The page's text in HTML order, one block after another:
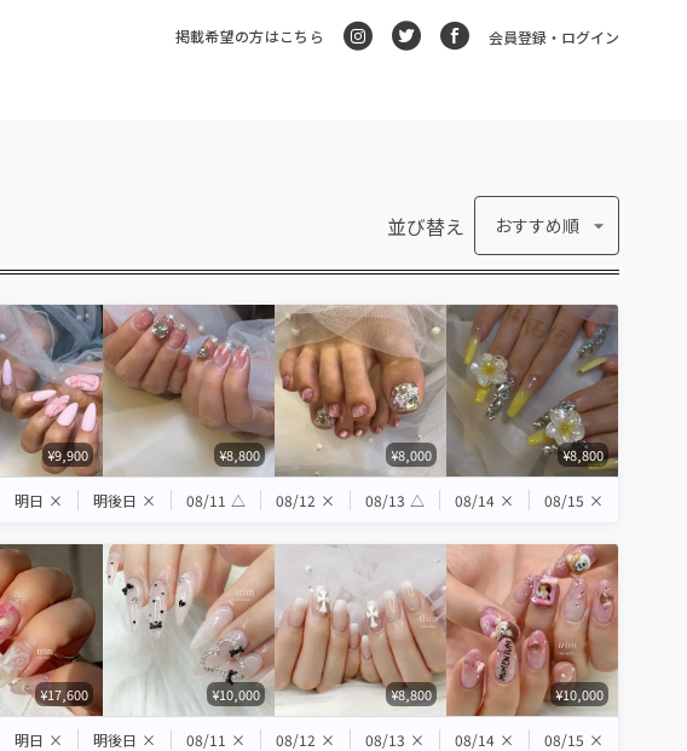
掲載希望の方はこちら 会員登録・ログイン
並び替え おすすめ順
¥9,900 ¥8,800 ¥8,000 ¥8,800
明日 × 明後日 × 08/11 △ 08/12 × 08/13 △ 08/14 × 08/15 ×
¥17,600 ¥10,000 ¥8,800 ¥10,000
明日 × 明後日 × 08/11 × 08/12 × 08/13 × 08/14 × 08/15 ×